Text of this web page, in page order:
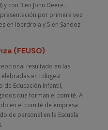
y con 3 en John Deere,
por primera vez.
en Iberdrola y 5 en Sandoz
(FEUSO)
resultado en las
en Edugest
de Educación Infantil,
que forman el comité. A
en el comité de empresa
de personal en la Escuela